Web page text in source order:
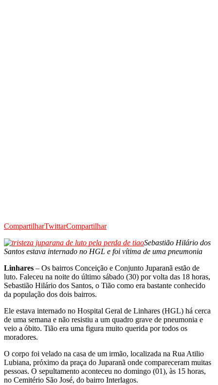
CompartilharTwittarCompartilhar
Sebastião Hilário dos
Santos estava internado no HGL e foi vítima de uma pneumonia
Linhares – Os bairros Conceição e Conjunto Juparanã estão de
luto. Faleceu na noite do último sábado (30) por volta das 18 horas,
Sebastião Hilário dos Santos, o Tião como era bastante conhecido
da população dos dois bairros.
Ele estava internado no Hospital Geral de Linhares (HGL) há cerca
de uma semana e não resistiu a um quadro grave de pneumonia e
veio a óbito. Tião era uma figura muito querida por todos os
moradores.
O corpo foi velado na casa de um irmão, localizada na Rua Atilio
Lubiana, próximo da praça do Juparanã onde compareceram muitas
pessoas. O sepultamento aconteceu no domingo (01), às 15 horas,
no Cemitério São José, do bairro Interlagos.